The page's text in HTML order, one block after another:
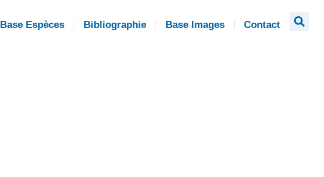
Base Espèces Bibliographie Base Images Contact